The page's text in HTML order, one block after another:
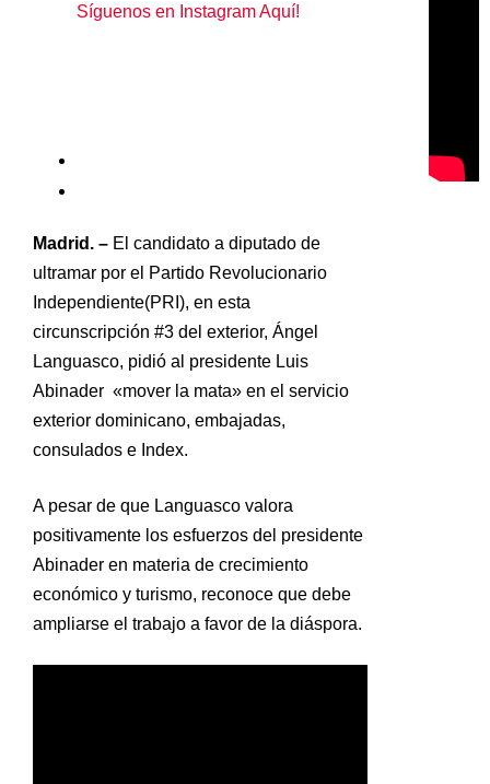
Síguenos en Instagram Aquí!
Madrid. – El candidato a diputado de
ultramar por el Partido Revolucionario
Independiente(PRI), en esta
circunscripción #3 del exterior, Ángel
Languasco, pidió al presidente Luis
Abinader «mover la mata» en el servicio
exterior dominicano, embajadas,
consulados e Index.
A pesar de que Languasco valora
positivamente los esfuerzos del presidente
Abinader en materia de crecimiento
económico y turismo, reconoce que debe
ampliarse el trabajo a favor de la diáspora.